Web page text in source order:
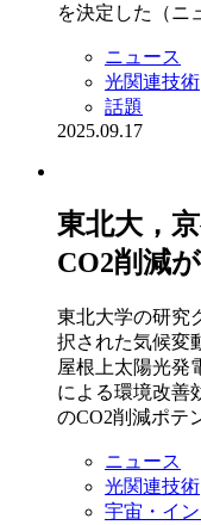
を決定した（ニ
ニュース
光関連技術
話題
2025.09.17
東北大，
CO2削減
東北大学の研究
択された気候変
屋根上太陽光発
による環境改善
のCO2削減ポテ
ニュース
光関連技術
宇宙・イ